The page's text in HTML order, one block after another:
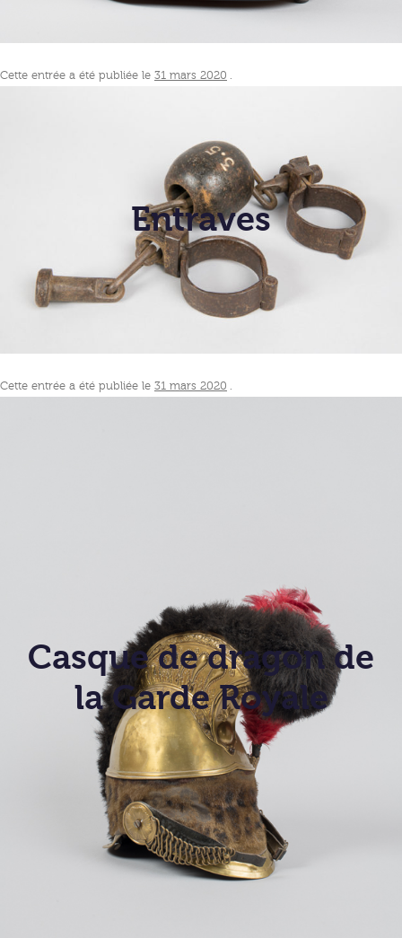
Cette entrée a été publiée le 31 mars 2020
Entraves
Cette entrée a été publiée le 31 mars 2020 .
Casque de dragon de
la Garde Royale